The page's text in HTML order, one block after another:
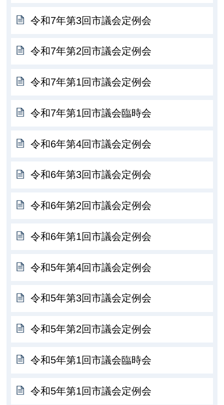
令和7年第3回市議会定例会
令和7年第2回市議会定例会
令和7年第1回市議会定例会
令和7年第1回市議会臨時会
令和6年第4回市議会定例会
令和6年第3回市議会定例会
令和6年第2回市議会定例会
令和6年第1回市議会定例会
令和5年第4回市議会定例会
令和5年第3回市議会定例会
令和5年第2回市議会定例会
令和5年第1回市議会臨時会
令和5年第1回市議会定例会